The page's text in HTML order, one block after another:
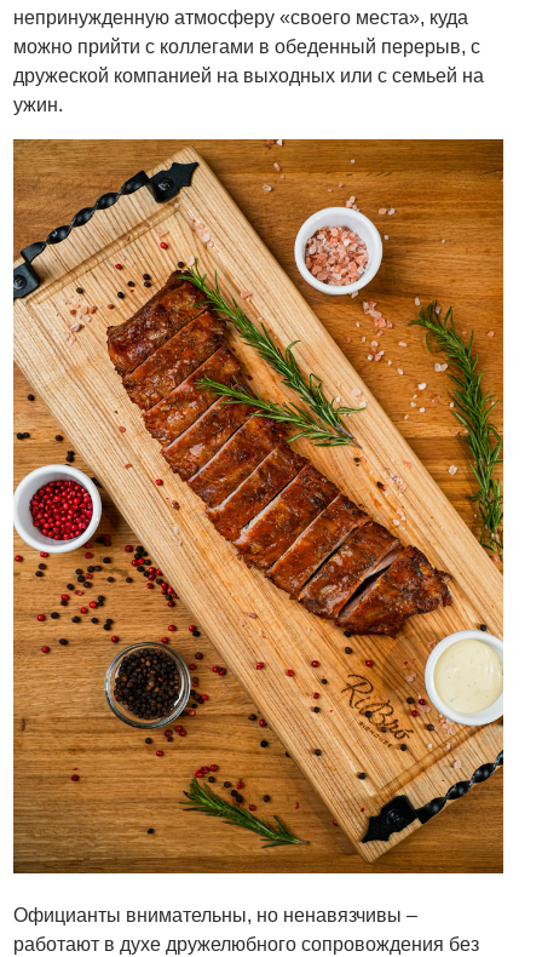
непринужденную атмосферу «своего места», куда
можно прийти с коллегами в обеденный перерыв, с
дружеской компанией на выходных или с семьей на
ужин.
Официанты внимательны, но ненавязчивы –
работают в духе дружелюбного сопровождения без